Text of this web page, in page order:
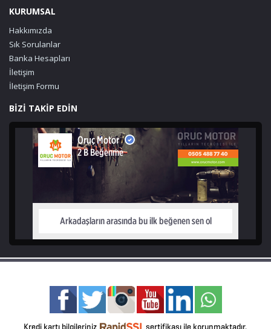
KURUMSAL
Hakkımızda
Sık Sorulanlar
Banka Hesapları
İletişim
İletişim Formu
BİZİ TAKİP EDİN